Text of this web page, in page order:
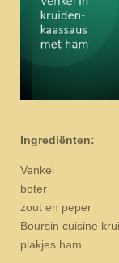
Ingrediënten:
Venkel
boter
zout en peper
Boursin cuisine
plakjes ham